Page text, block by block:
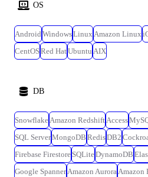
OS
Android WindowsLinux Amazon Linux
CentOSRed HatUbuntu AIX
DB
SnowflakeAmazon RedshiftAccess
SQL ServerMongoDB RedisDB2
Firebase Firestore SQLiteDynamoDB
Google SpannerAmazon AuroraAmazon